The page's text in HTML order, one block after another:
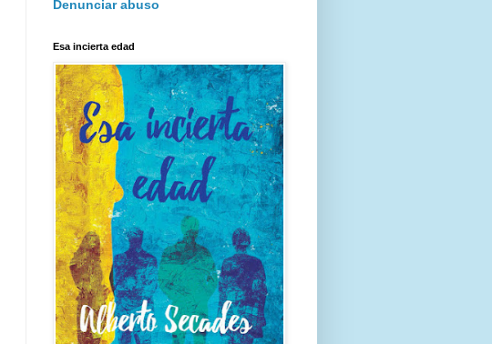
Denunciar abuso
Esa incierta edad